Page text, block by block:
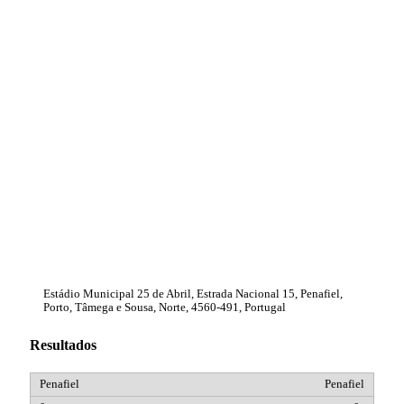
Estádio Municipal 25 de Abril, Estrada Nacional 15, Penafiel,
Porto, Tâmega e Sousa, Norte, 4560-491, Portugal
Resultados
Penafiel